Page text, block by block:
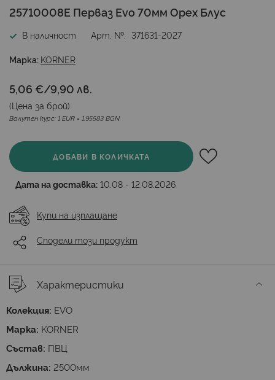
Преминете
началото
галерия
снимки
25710008E Перваз Evo 70мм Орех Блус
В наличност Арт. № 371631-2027
Марка: KORNER
5,06 €/9,90 лв.
(Цена за брой)
Валутен курс: 1 EUR = 1.95583 BGN
ДОБАВИ В КОЛИЧКАТА
Дата на доставка: 10.08 - 12.08.2026
Купи на изплащане
Сподели този продукт
Характеристики
Колекция: EVO
Марка: KORNER
Състав: ПВЦ
Дължина: 2500мм